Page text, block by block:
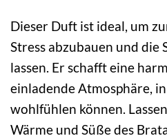
Dieser Duft ist ideal, um
Stress abzubauen und die
lassen. Er schafft eine
einladende Atmosphäre,
wohlfühlen können.
Wärme und Süße des